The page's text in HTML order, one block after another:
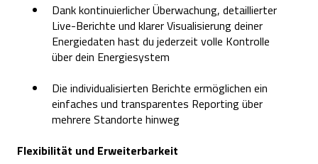
Dank kontinuierlicher Überwachung, detaillierter
Live-Berichte und klarer Visualisierung deiner
Energiedaten hast du jederzeit volle Kontrolle
über dein Energiesystem
Die individualisierten Berichte ermöglichen ein
einfaches und transparentes Reporting über
mehrere Standorte hinweg
Flexibilität und Erweiterbarkeit